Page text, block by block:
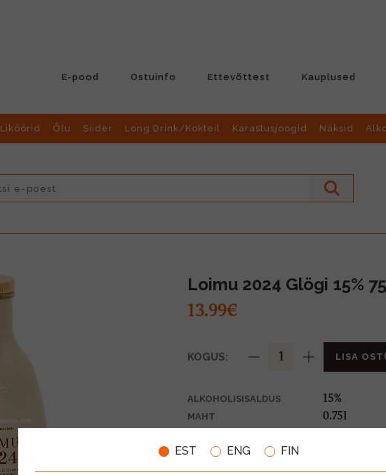
EST ENG FIN
E-pood Ostuinfo Ettevõttest Kauplused
Liköörid Õlu Siider Long Drink/Kokteil Karastusjoogid Näksid
Loimu 2024 Glögi 15%
13.99€
KOGUS: LISA
ALKOHOLISISALDUS 15%
MAHT 0.75l
TOOTE LIIK
ÜHIKU HIND